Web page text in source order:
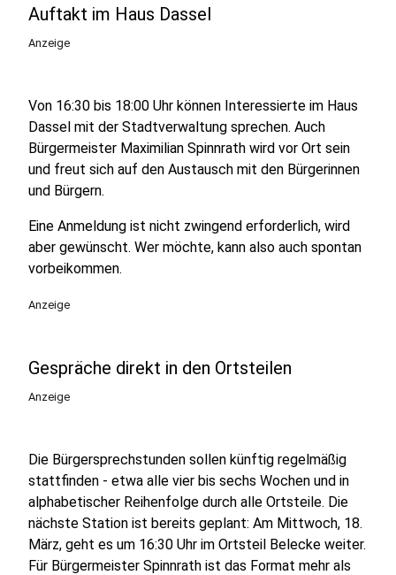
Auftakt im Haus Dassel
Anzeige
Von 16:30 bis 18:00 Uhr können Interessierte im Haus
Dassel mit der Stadtverwaltung sprechen. Auch
Bürgermeister Maximilian Spinnrath wird vor Ort sein
und freut sich auf den Austausch mit den Bürgerinnen
und Bürgern.
Eine Anmeldung ist nicht zwingend erforderlich, wird
aber gewünscht. Wer möchte, kann also auch spontan
vorbeikommen.
Anzeige
Gespräche direkt in den Ortsteilen
Anzeige
Die Bürgersprechstunden sollen künftig regelmäßig
stattfinden - etwa alle vier bis sechs Wochen und in
alphabetischer Reihenfolge durch alle Ortsteile. Die
nächste Station ist bereits geplant: Am Mittwoch, 18.
März, geht es um 16:30 Uhr im Ortsteil Belecke weiter.
Für Bürgermeister Spinnrath ist das Format mehr als